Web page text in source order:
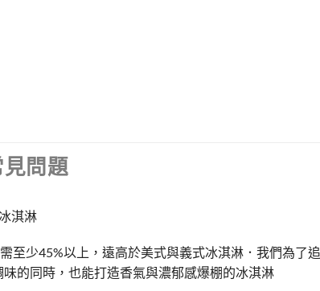
見問題